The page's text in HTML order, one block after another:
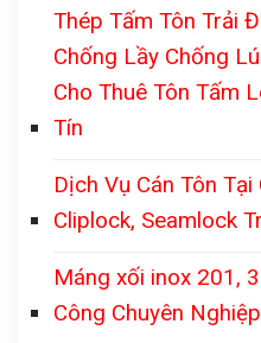
Thép Tấm Tôn Trải
Chống Lầy Chống
Cho Thuê Tôn Tấm
Tín
Dịch Vụ Cán Tôn
Cliplock, Seamlock
Máng xối inox 201,
Công Chuyên